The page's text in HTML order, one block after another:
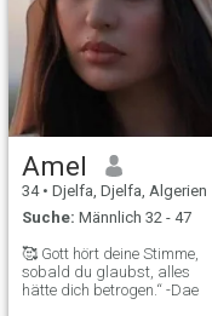
Amel
34 • Djelfa, Djelfa, Algerien
Suche: Männlich 32 - 47
🥰 Gott hört deine Stimme,
sobald du glaubst, alles
hätte dich betrogen.“ -Dae